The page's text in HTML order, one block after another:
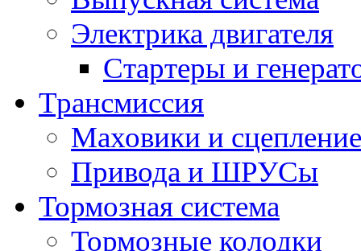
Электрика двигателя
Стартеры и
Трансмиссия
Маховики и сцепление
Привода и ШРУСы
Тормозная система
Тормозные колодки